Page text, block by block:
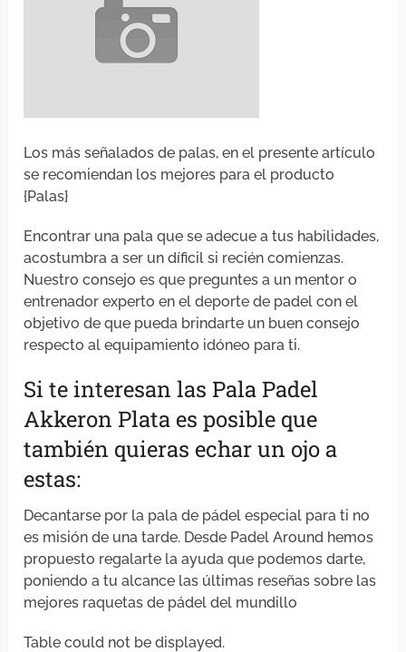
Los más señalados de palas, en el presente artículo
se recomiendan los mejores para el producto
{Palas}
Encontrar una pala que se adecue a tus habilidades,
acostumbra a ser un díficil si recién comienzas.
Nuestro consejo es que preguntes a un mentor o
entrenador experto en el deporte de padel con el
objetivo de que pueda brindarte un buen consejo
respecto al equipamiento idóneo para ti.
Si te interesan las Pala Padel
Akkeron Plata es posible que
también quieras echar un ojo a
estas:
Decantarse por la pala de pádel especial para ti no
es misión de una tarde. Desde Padel Around hemos
propuesto regalarte la ayuda que podemos darte,
poniendo a tu alcance las últimas reseñas sobre las
mejores raquetas de pádel del mundillo
Table could not be displayed.